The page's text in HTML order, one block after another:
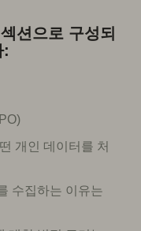
션으로 구성되
:
개인 데이터를 처
수집하는 이유는